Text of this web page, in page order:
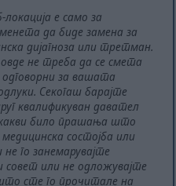
е само за
да биде замена за
дијагноза или третман.
не треба да се смета
за вашата
Секогаш барајте
квалификуван давател
било прашања што
состојба или
го занемарувајте
совет или не одложувајте
сте го прочитале на